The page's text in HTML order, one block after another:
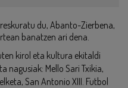
du, Abanto-Zierbena,
banatzen ari dena.
kirol eta kultura ekitaldi
nagusiak: Mello Sari Txikia,
San Antonio XIII. Futbol